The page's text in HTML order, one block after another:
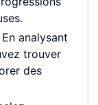
analysant
trouver
des